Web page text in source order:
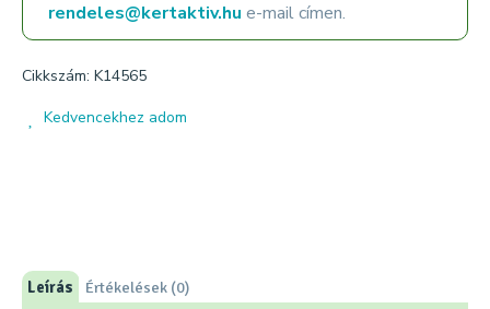
rendeles@kertaktiv.hu e-mail címen.
Cikkszám: K14565
Kedvencekhez adom
Leírás Értékelések (0)